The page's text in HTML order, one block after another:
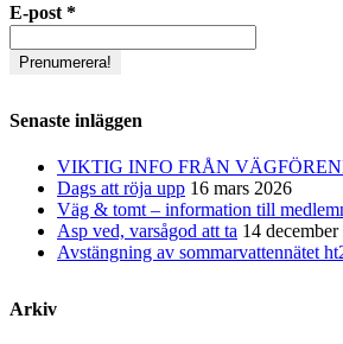
E-post *
Senaste inläggen
VIKTIG INFO FRÅN
Dags att röja upp 16 mars 2026
Väg & tomt – information till
Asp ved, varsågod att ta 14
Avstängning av sommarvattennätet
Arkiv